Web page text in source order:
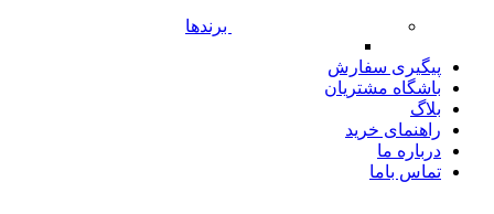
برندها
پیگیری سفارش
باشگاه مشتریان
بلاگ
راهنمای خرید
درباره ما
تماس باما